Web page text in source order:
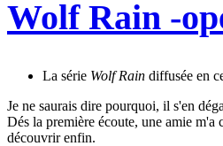
Wolf Rain -
La série Wolf Rain diffusée en
Je ne saurais dire pourquoi, il s'en
Dés la première écoute, une amie
découvrir enfin.